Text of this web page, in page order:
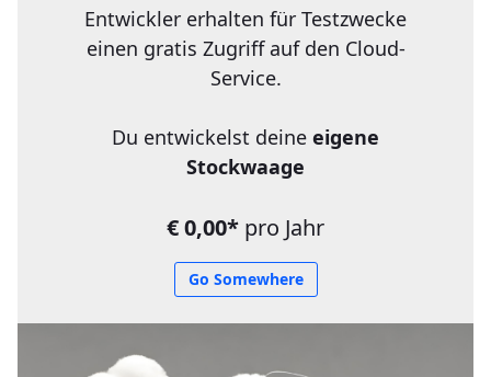
Entwickler erhalten für Testzwecke
einen gratis Zugriff auf den Cloud-
Service.
Du entwickelst deine eigene
Stockwaage
€ 0,00* pro Jahr
Go Somewhere